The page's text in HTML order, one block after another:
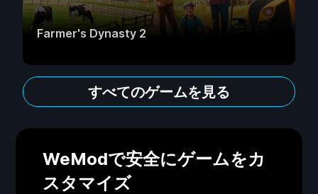
Farmer's Dynasty 2
すべてのゲームを見る
WeModで安全にゲームをカ
スタマイズ